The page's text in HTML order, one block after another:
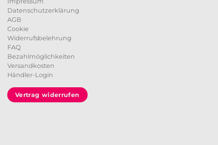
Datenschutzerklärung
AGB
Cookie
Widerrufsbelehrung
FAQ
Bezahlmöglichkeiten
Versandkosten
Händler-Login
Vertrag widerrufen